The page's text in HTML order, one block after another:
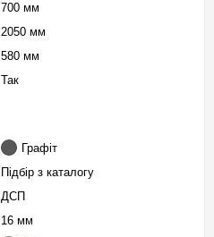
700 мм
2050 мм
580 мм
Так
Графіт
Підбір з каталогу
ДСП
16 мм